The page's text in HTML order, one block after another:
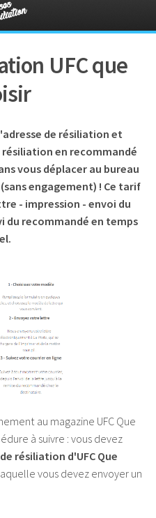
UFC que
de résiliation et
en recommandé
vous déplacer au bureau
engagement) ! Ce tarif
- impression - envoi du
du recommandé en temps
au magazine UFC Que
à suivre : vous devez
résiliation d'UFC Que
vous devez envoyer un